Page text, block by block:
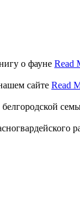
о фауне Read
сайте Read